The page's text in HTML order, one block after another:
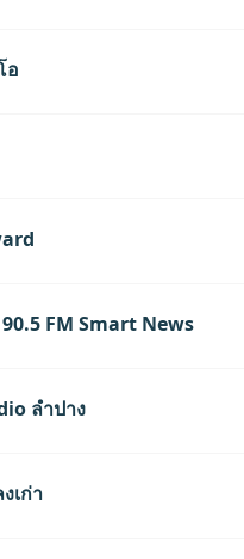
อ
FM Smart News
ลำปาง
เก่า